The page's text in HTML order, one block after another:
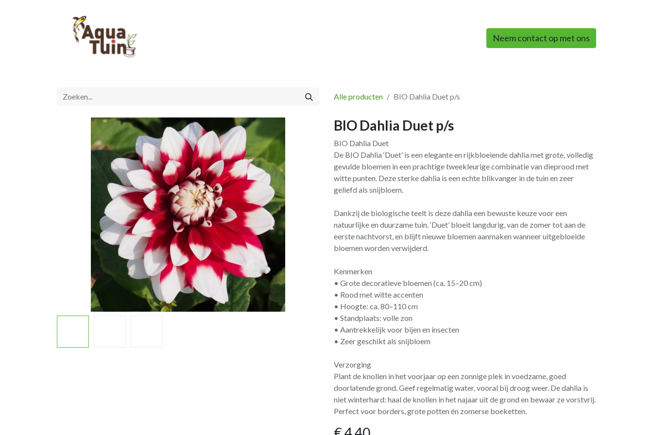
Neem contact op met ons
Alle producten BIO Dahlia Duet p/s
BIO Dahlia Duet p/s
BIO Dahlia Duet
De BIO Dahlia ‘Duet’ is een elegante en rijkbloeiende dahlia met grote, volledig
gevulde bloemen in een prachtige tweekleurige combinatie van dieprood met
witte punten. Deze sterke dahlia is een echte blikvanger in de tuin en zeer
geliefd als snijbloem.
Dankzij de biologische teelt is deze dahlia een bewuste keuze voor een
natuurlijke en duurzame tuin. ‘Duet’ bloeit langdurig, van de zomer tot aan de
eerste nachtvorst, en blijft nieuwe bloemen aanmaken wanneer uitgebloeide
bloemen worden verwijderd.
Kenmerken
• Grote decoratieve bloemen (ca. 15–20 cm)
• Rood met witte accenten
• Hoogte: ca. 80–110 cm
• Standplaats: volle zon
• Aantrekkelijk voor bijen en insecten
• Zeer geschikt als snijbloem
Verzorging
Plant de knollen in het voorjaar op een zonnige plek in voedzame, goed
doorlatende grond. Geef regelmatig water, vooral bij droog weer. De dahlia is
niet winterhard: haal de knollen in het najaar uit de grond en bewaar ze vorstvrij.
Perfect voor borders, grote potten én zomerse boeketten.